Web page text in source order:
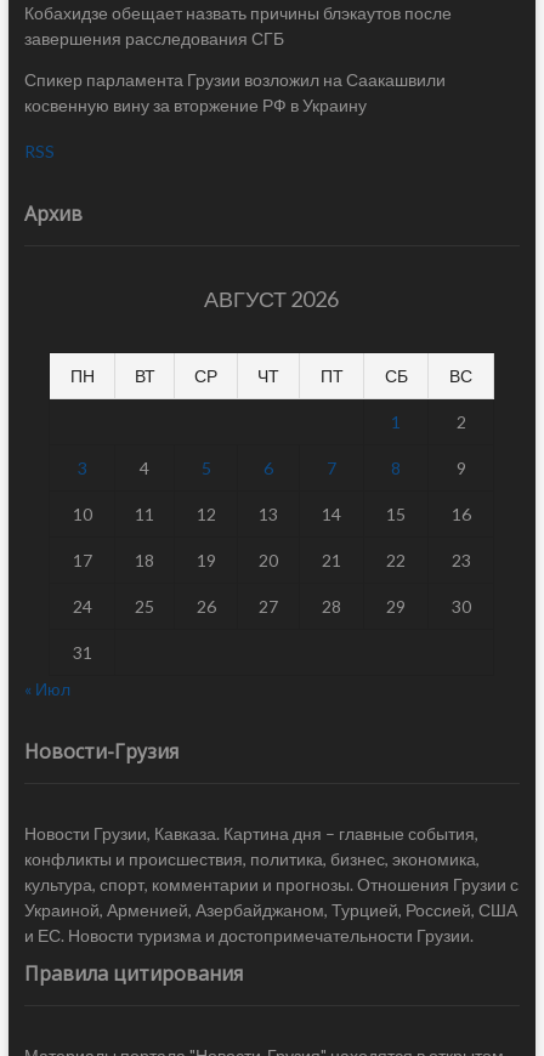
Кобахидзе обещает назвать причины блэкаутов после
завершения расследования СГБ
Спикер парламента Грузии возложил на Саакашвили
косвенную вину за вторжение РФ в Украину
RSS
Архив
АВГУСТ 2026
ПН ВТ СР ЧТ ПТ СБ ВС
1 2
3 4 5 6 7 8 9
10 11 12 13 14 15 16
17 18 19 20 21 22 23
24 25 26 27 28 29 30
31
« Июл
Новости-Грузия
Новости Грузии, Кавказа. Картина дня – главные события,
конфликты и происшествия, политика, бизнес, экономика,
культура, спорт, комментарии и прогнозы. Отношения Грузии с
Украиной, Арменией, Азербайджаном, Турцией, Россией, США
и ЕС. Новости туризма и достопримечательности Грузии.
Правила цитирования